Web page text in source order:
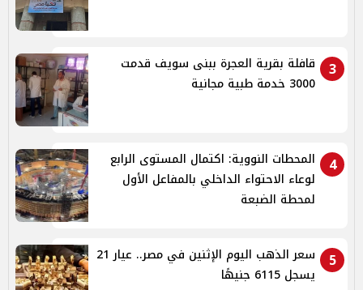
3
قافلة بقرية العجرة ببنى سويف قدمت
3000 خدمة طبية مجانية
4
المحطات النووية: اكتمال المستوى الرابع
لوعاء الاحتواء الداخلي بالمفاعل الأول
لمحطة الضبعة
5
سعر الذهب اليوم الإثنين في مصر.. عيار 21
يسجل 6115 جنيهًا